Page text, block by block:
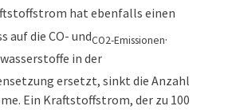
hat ebenfalls einen
auf die CO- undCO2-Emissionen.
in der
ersetzt, sinkt die Anzahl
Ein Kraftstoffstrom, der zu 100